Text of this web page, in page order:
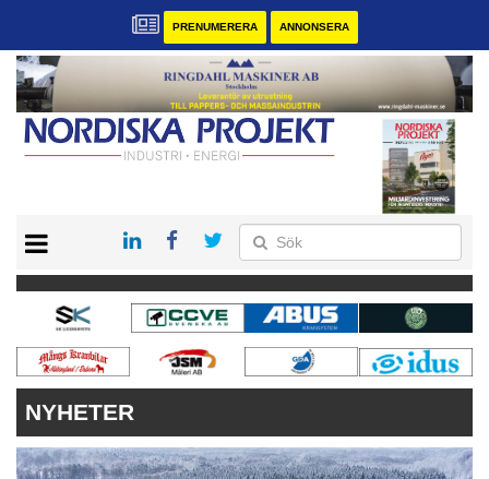
PRENUMERERA ANNONSERA
KONTAKT
VÅRA ANDRA MAGASIN
PRENUMERERA
ANNONSERA
NYHETER